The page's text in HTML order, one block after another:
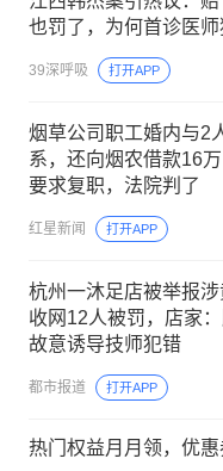
也罚了，为何首诊医师
39深呼吸 打开APP
烟草公司职工婚内与2
系，还向烟农借款16
要求复职，法院判了
红星新闻 打开APP
杭州一沐足店被举报
收网12人被罚，店家：
故意诱导技师犯错
都市报道 打开APP
热门权益月月领，优惠